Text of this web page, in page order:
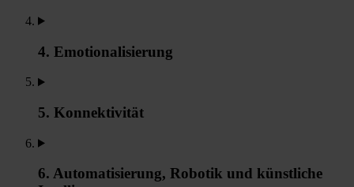
4. Emotionalisierung
5. Konnektivität
6. Automatisierung, Robotik und künstliche